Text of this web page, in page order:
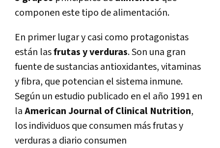
componen este tipo de alimentación.
En primer lugar y casi como protagonistas
están lasfrutas y verduras. Son una gran
fuente de sustancias antioxidantes, vitaminas
y fibra, que potencian el sistema inmune.
Según un estudio publicado en el año 1991 en
laAmerican Journal of Clinical Nutrition,
los individuos que consumen más frutas y
verduras a diario consumen